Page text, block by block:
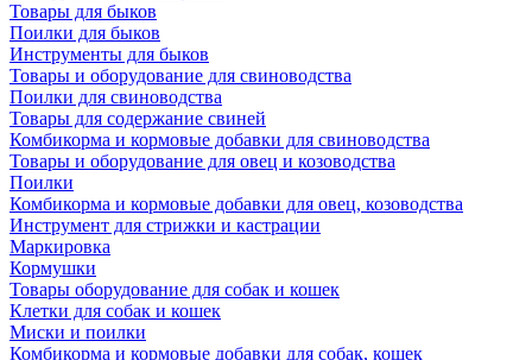
Товары для быков
Поилки для быков
Инструменты для быков
Товары и оборудование для свиноводства
Поилки для свиноводства
Товары для содержание свиней
Комбикорма и кормовые добавки для свиноводства
Товары и оборудование для овец и козоводства
Поилки
Комбикорма и кормовые добавки для овец, козоводства
Инструмент для стрижки и кастрации
Маркировка
Кормушки
Товары оборудование для собак и кошек
Клетки для собак и кошек
Миски и поилки
Комбикорма и кормовые добавки для собак, кошек